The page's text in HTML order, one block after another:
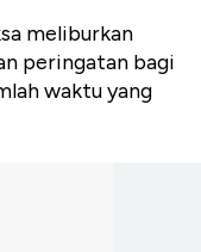
meliburkan
peringatan bagi
waktu yang